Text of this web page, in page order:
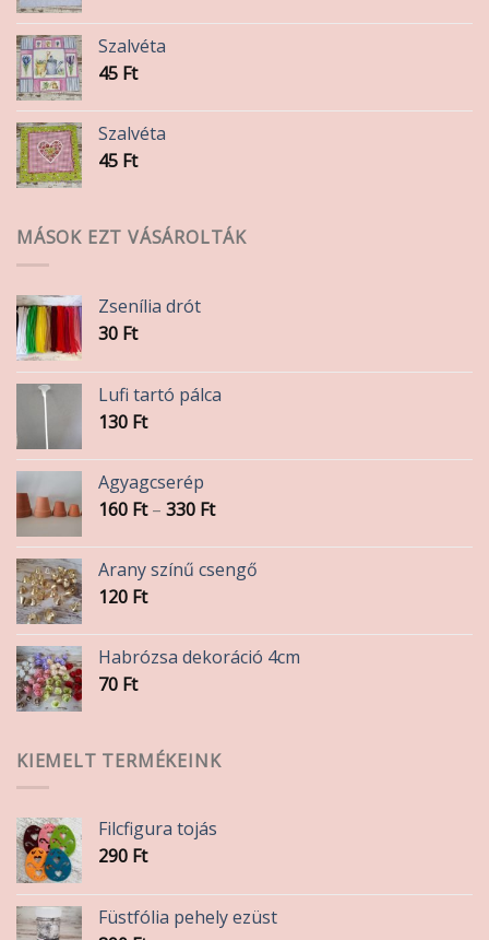
Szalvéta
45 Ft
Szalvéta
45 Ft
MÁSOK EZT VÁSÁROLTÁK
Zsenília drót
30 Ft
Lufi tartó pálca
130 Ft
Agyagcserép
160 Ft – 330 FtÁrtartomány:
-
330 Ft
Arany színű csengő
120 Ft
Habrózsa dekoráció 4cm
70 Ft
KIEMELT TERMÉKEINK
Filcfigura tojás
290 Ft
Füstfólia pehely ezüst